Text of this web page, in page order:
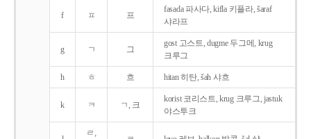
f ㅍ 프
fasada 파사다, kifla 키플라, šaraf
샤라프
g ㄱ 그
gost 고스트, dugme 두그메, krug
크루그
h ㅎ 흐 hitan 히탄, šah 샤흐
k ㅋ ㄱ, 크
korist 코리스트, krug 크루그, jastuk
야스투크
ㄹ,